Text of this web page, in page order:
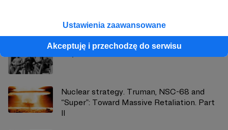
Ustawienia zaawansowane
Akceptuję i przechodzę do serwisu
Zobacz również
Beyond the Post-Cold War Era
Nuclear strategy. Truman, NSC-68 and
“Super”: Toward Massive Retaliation. Part
II